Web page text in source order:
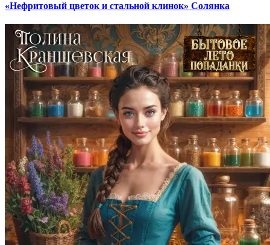
«Нефритовый цветок и стальной клинок» Солянка